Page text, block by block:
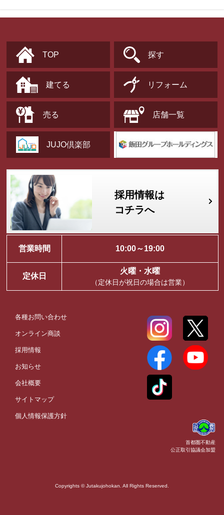
TOP 探す
建てる リフォーム
売る 店舗一覧
JUJO倶楽部
採用情報は
コチラへ
営業時間 10:00～19:00
定休日
火曜・水曜
（定休日が祝日の場合は営業）
各種お問い合わせ
オンライン商談
採用情報
お知らせ
会社概要
サイトマップ
個人情報保護方針
首都圏不動産
公正取引協議会加盟
Copyrights © Jutakujohokan. All Rights Reserved.